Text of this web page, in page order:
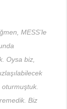
MESS’le
Oysa biz,
Biz